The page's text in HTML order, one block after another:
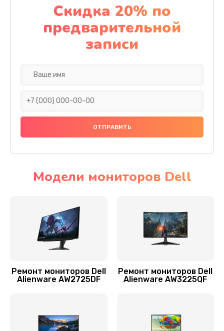
Ремонт блока управления
700 руб.
Заказать
Замена кнопок управления
Ремонт инвертора
Замена платы управления (мат.платы, мейн
1300 руб.
Замена лампы подсветки
Скидка 20% по
предварительной
записи
Модели мониторов Dell
Ремонт мониторов Dell
Alienware AW2725DF
Ремонт мониторов Dell
Alienware AW3225QF